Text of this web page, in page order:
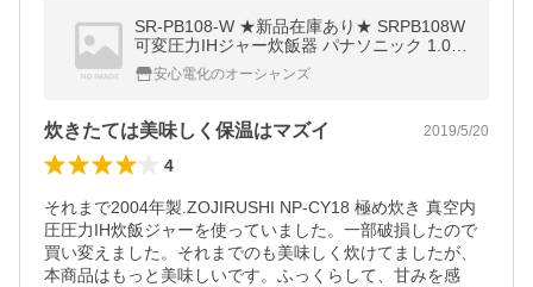
SR-PB108-W ★新品在庫あり★ SRPB108W
可変圧力IHジャー炊飯器 パナソニック 1.0L
0.5-5.5合 SR-PB108
安心電化のオーシャンズ
炊きたては美味しく保温はマズイ 2019/5/20
4
それまで2004年製.ZOJIRUSHI NP-CY18 極め炊き 真空内
圧圧力IH炊飯ジャーを使っていました。一部破損したので
買い変えました。それまでのも美味しく炊けてましたが、
本商品はもっと美味しいです。ふっくらして、甘みを感